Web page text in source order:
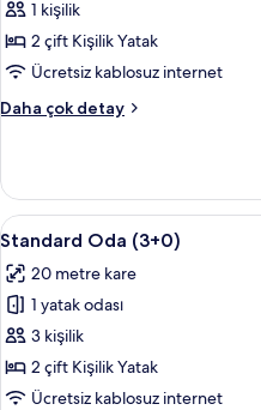
tüm
fotoğrafları
görün
1 kişilik
2 çift Kişilik Yatak
Ücretsiz kablosuz internet
Daha çok detay
Standard
daha
fazla
detay
Standard
Oda
(3+0)
için
tüm
fotoğrafları
görün
2
Standard Oda (3+0)
20 metre kare
1 yatak odası
3 kişilik
2 çift Kişilik Yatak
Ücretsiz kablosuz internet